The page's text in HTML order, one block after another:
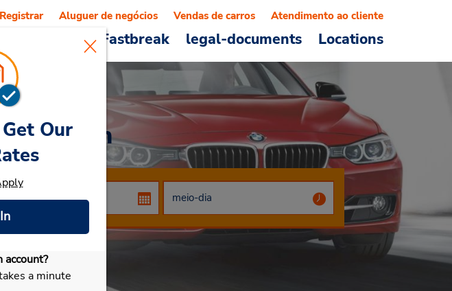
e serviços Fastbreak legal-documents Locations
Registrar Aluguer de negócios Vendas de carros Atendimento ao cliente
Falmouth
carro
Our
account?
a minute